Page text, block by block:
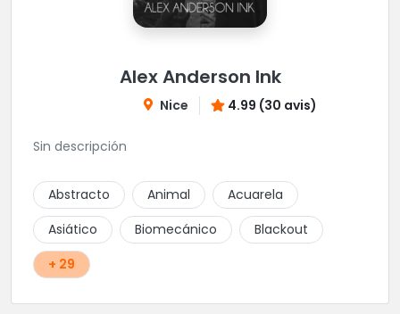
Alex Anderson Ink
Nice 4.99 (30 avis)
Sin descripción
Abstracto Animal
Acuarela
Asiático
Biomecánico
Blackout
+ 29